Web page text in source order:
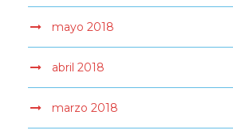
mayo 2018
abril 2018
marzo 2018